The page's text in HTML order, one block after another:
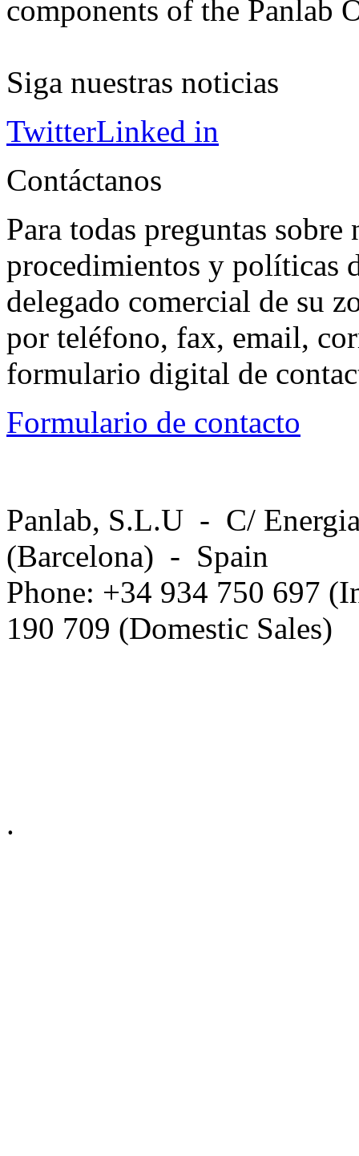
components of the
Siga nuestras noticias
TwitterLinked in
Contáctanos
Para todas preguntas
procedimientos y políticas
delegado comercial de su
por teléfono, fax, email,
formulario digital de
Formulario de contacto
Panlab, S.L.U - C/
(Barcelona) - Spain
Phone: +34 934 750 697
190 709 (Domestic Sales)
.